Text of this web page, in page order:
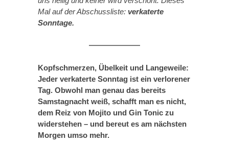
Mal auf der Abschussliste: verkaterte
Sonntage.
Kopfschmerzen, Übelkeit und Langeweile:
Jeder verkaterte Sonntag ist ein verlorener
Tag. Obwohl man genau das bereits
Samstagnacht weiß, schafft man es nicht,
dem Reiz von Mojito und Gin Tonic zu
widerstehen – und bereut es am nächsten
Morgen umso mehr.